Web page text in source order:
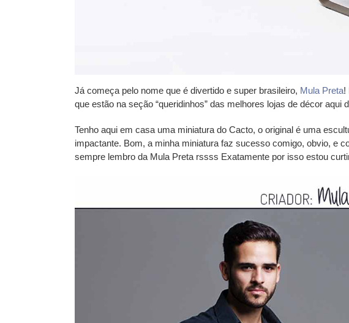
Já começa pelo nome que é divertido e super brasileiro, Mula Preta!
que estão na seção “queridinhos” das melhores lojas de décor aqui
Tenho aqui em casa uma miniatura do Cacto, o original é uma
impactante. Bom, a minha miniatura faz sucesso comigo, obvio, e
sempre lembro da Mula Preta rssss Exatamente por isso estou